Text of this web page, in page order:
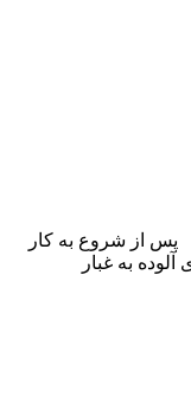
از شروع به کار
به غبار